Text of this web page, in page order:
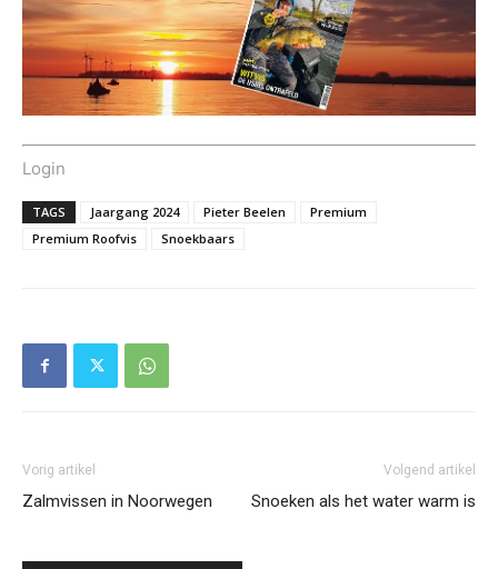
Login
TAGS Jaargang 2024 Pieter Beelen
Premium
Premium Roofvis
Snoekbaars
Vorig artikel
Zalmvissen in Noorwegen
Volgend artikel
Snoeken als het water warm is